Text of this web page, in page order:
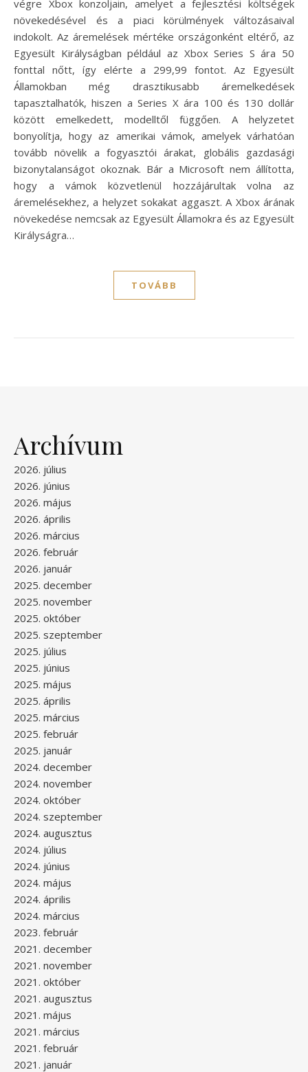
végre Xbox konzoljain, amelyet a fejlesztési költségek
növekedésével és a piaci körülmények változásaival
indokolt. Az áremelések mértéke országonként eltérő, az
Egyesült Királyságban például az Xbox Series S ára 50
fonttal nőtt, így elérte a 299,99 fontot. Az Egyesült
Államokban még drasztikusabb áremelkedések
tapasztalhatók, hiszen a Series X ára 100 és 130 dollár
között emelkedett, modelltől függően. A helyzetet
bonyolítja, hogy az amerikai vámok, amelyek várhatóan
tovább növelik a fogyasztói árakat, globális gazdasági
bizonytalanságot okoznak. Bár a Microsoft nem állította,
hogy a vámok közvetlenül hozzájárultak volna az
áremelésekhez, a helyzet sokakat aggaszt. A Xbox árának
növekedése nemcsak az Egyesült Államokra és az Egyesült
Királyságra…
TOVÁBB
Archívum
2026. július
2026. június
2026. május
2026. április
2026. március
2026. február
2026. január
2025. december
2025. november
2025. október
2025. szeptember
2025. július
2025. június
2025. május
2025. április
2025. március
2025. február
2025. január
2024. december
2024. november
2024. október
2024. szeptember
2024. augusztus
2024. július
2024. június
2024. május
2024. április
2024. március
2023. február
2021. december
2021. november
2021. október
2021. augusztus
2021. május
2021. március
2021. február
2021. január